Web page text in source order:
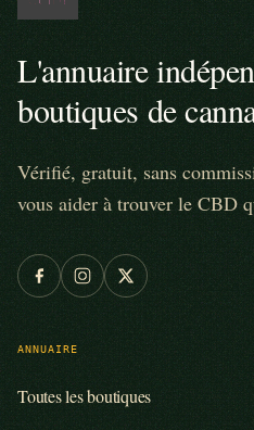
L'annuaire
boutiques de
Vérifié, gratuit, sans
vous aider à trouver le CBD
ANNUAIRE
Toutes les boutiques